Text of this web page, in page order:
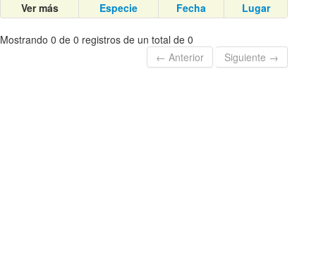
Ver más
Especie Fecha Lugar
Mostrando 0 de 0 registros de un total de 0
← Anterior
Siguiente →